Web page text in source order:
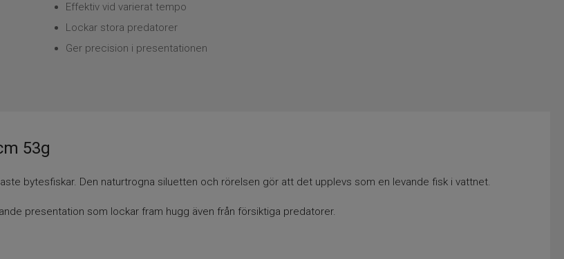
Effektiv vid varierat tempo
Lockar stora predatorer
Ger precision i presentationen
53g
bytesfiskar. Den naturtrogna siluetten och rörelsen gör att det upplevs som en levande fisk i vattnet.
presentation som lockar fram hugg även från försiktiga predatorer.